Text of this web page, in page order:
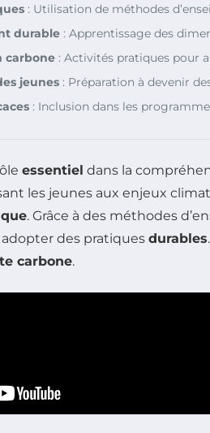
: Utilisation de méthodes
durable : Apprentissage des
carbone : Activités pratiques pour
jeunes : Préparation à devenir
: Inclusion dans les
essentiel dans la
les jeunes aux enjeux
. Grâce à des méthodes
des pratiques durables
carbone.